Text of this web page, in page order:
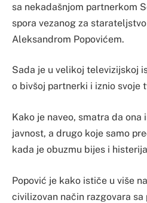
sa nekadašnjom partnerkom
spora vezanog za
Aleksandrom Popovićem.
Sada je u velikoj televizijskoj
o bivšoj partnerki i iznio svoje
Kako je naveo, smatra da ona
javnost, a drugo koje samo
kada je obuzmu bijes i
Popović je kako ističe u više
civilizovan način razgovara